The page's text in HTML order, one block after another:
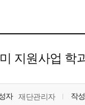
지원사업 학
자 재단관리자 작